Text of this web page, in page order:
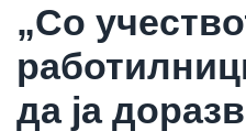
„Со
да ја